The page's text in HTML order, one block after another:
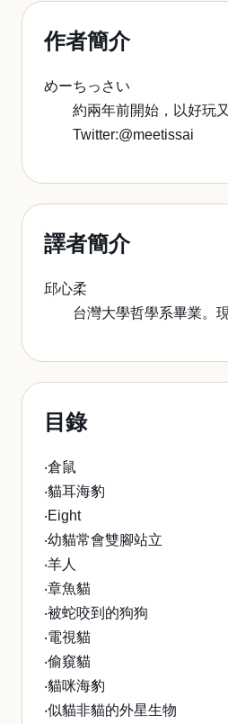
作者簡介
めーちっさい
約兩年前開始，以好玩又
Twitter:@meetissai
譯者簡介
邱心柔
台灣大學哲學系畢業。現
目錄
‧倉鼠
‧貓耳海豹
‧Eight
‧幼貓常會雙腳站立
‧羊人
‧章魚貓
‧被蛇咬到的狗狗
‧電視貓
‧偷窺貓
‧貓咪海豹
‧似貓非貓的外星生物